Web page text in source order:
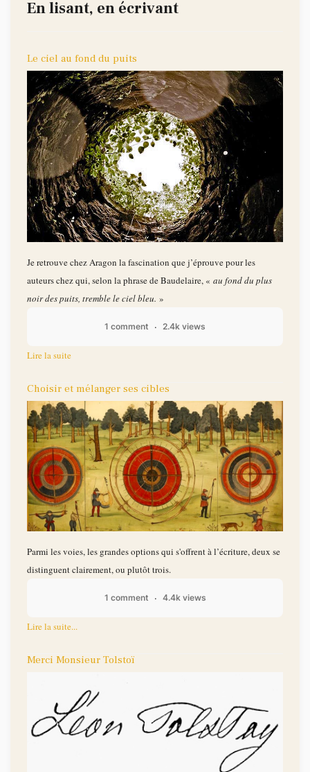
En lisant, en écrivant
Le ciel au fond du puits
Je retrouve chez Aragon la fascination que j’éprouve pour les
auteurs chez qui, selon la phrase de Baudelaire, « au fond du plus
noir des puits, tremble le ciel bleu. »
1 comment 2.4k views
Lire la suite
Choisir et mélanger ses cibles
Parmi les voies, les grandes options qui s'offrent à l’écriture, deux se
distinguent clairement, ou plutôt trois.
1 comment 4.4k views
Lire la suite...
Merci Monsieur Tolstoï